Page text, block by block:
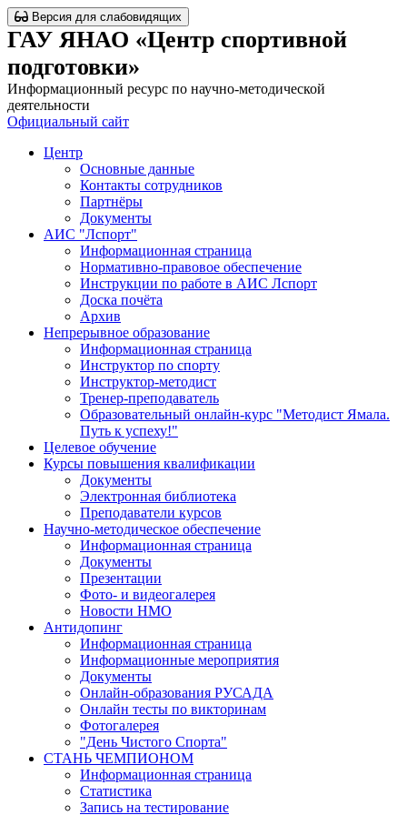
Версия для слабовидящих
ГАУ ЯНАО «Центр спортивной
подготовки»
Информационный ресурс по научно-методической
деятельности
Официальный сайт
Центр
Основные данные
Контакты сотрудников
Партнёры
Документы
АИС "Лспорт"
Информационная страница
Нормативно-правовое обеспечение
Инструкции по работе в АИС Лспорт
Доска почёта
Архив
Непрерывное образование
Информационная страница
Инструктор по спорту
Инструктор-методист
Тренер-преподаватель
Образовательный онлайн-курс "Методист Ямала.
Путь к успеху!"
Целевое обучение
Курсы повышения квалификации
Документы
Электронная библиотека
Преподаватели курсов
Научно-методическое обеспечение
Информационная страница
Документы
Презентации
Фото- и видеогалерея
Новости НМО
Антидопинг
Информационная страница
Информационные мероприятия
Документы
Онлайн-образования РУСАДА
Онлайн тесты по викторинам
Фотогалерея
"День Чистого Спорта"
СТАНЬ ЧЕМПИОНОМ
Информационная страница
Статистика
Запись на тестирование